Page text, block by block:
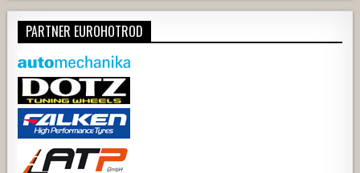
PARTNER EUROHOTROD